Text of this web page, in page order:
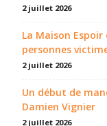
2 juillet 2026
La Maison
personnes
2 juillet 2026
Un début de
Damien Vignier
2 juillet 2026